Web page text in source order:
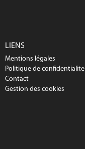
LIENS
Mentions légales
Politique de confidentialite
Contact
Gestion des cookies